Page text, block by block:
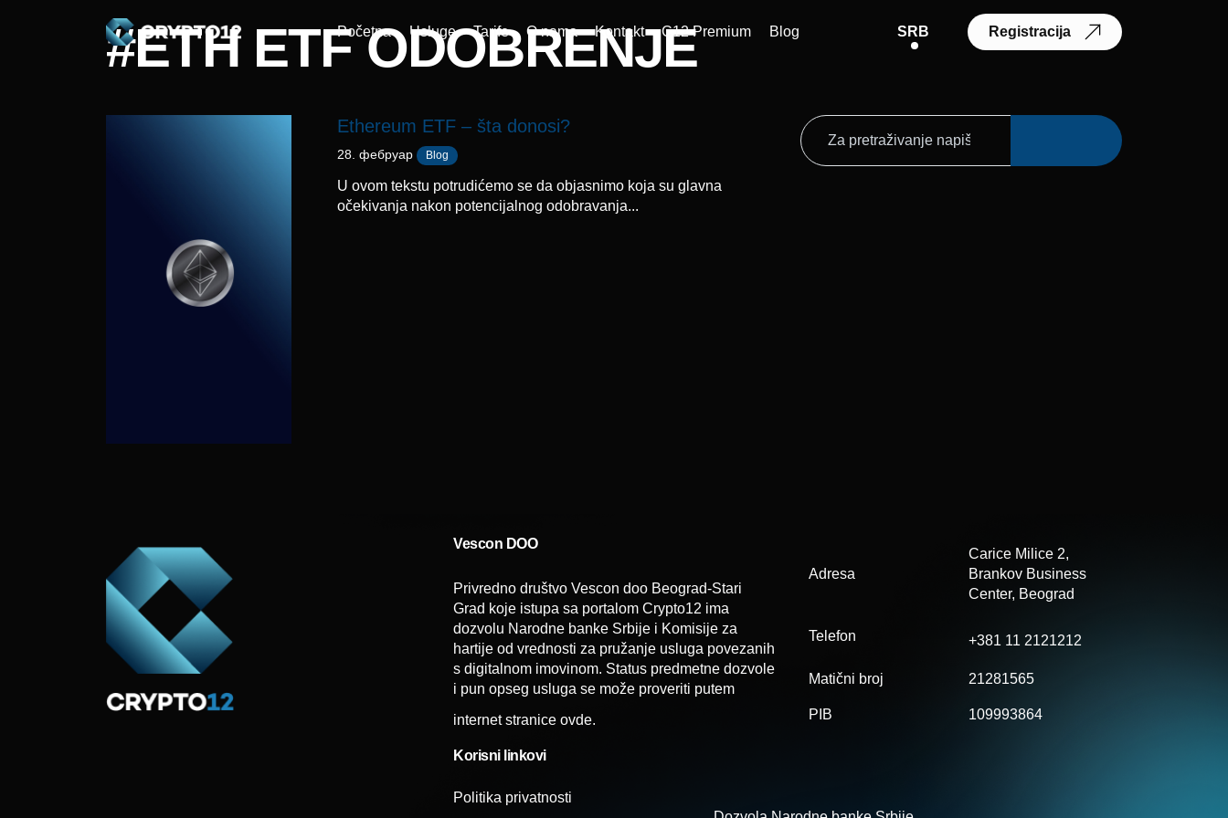
Početna Usluge Tarife O nama Kontakt C12 Premium Blog SRB Registracija
#ETH ETF ODOBRENJE
Ethereum ETF – šta donosi?
28. фебруар Blog
U ovom tekstu potrudićemo se da objasnimo koja su glavna
očekivanja nakon potencijalnog odobravanja...
Vescon DOO
Privredno društvo Vescon doo Beograd-Stari
Grad koje istupa sa portalom Crypto12 ima
dozvolu Narodne banke Srbije i Komisije za
hartije od vrednosti za pružanje usluga povezanih
s digitalnom imovinom. Status predmetne dozvole
i pun opseg usluga se može proveriti putem
internet stranice ovde.
Adresa
Carice Milice 2,
Brankov Business
Center, Beograd
Telefon +381 11 2121212
Matični broj 21281565
PIB 109993864
Korisni linkovi
Politika privatnosti